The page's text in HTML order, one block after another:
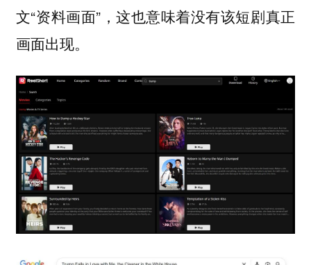
文“资料画面”，这也意味着没有该短剧真正
画面出现。